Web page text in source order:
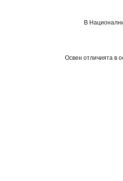
В
Освен отличията в